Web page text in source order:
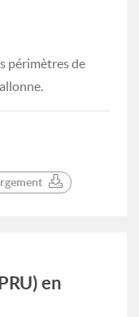
périmètres de
en